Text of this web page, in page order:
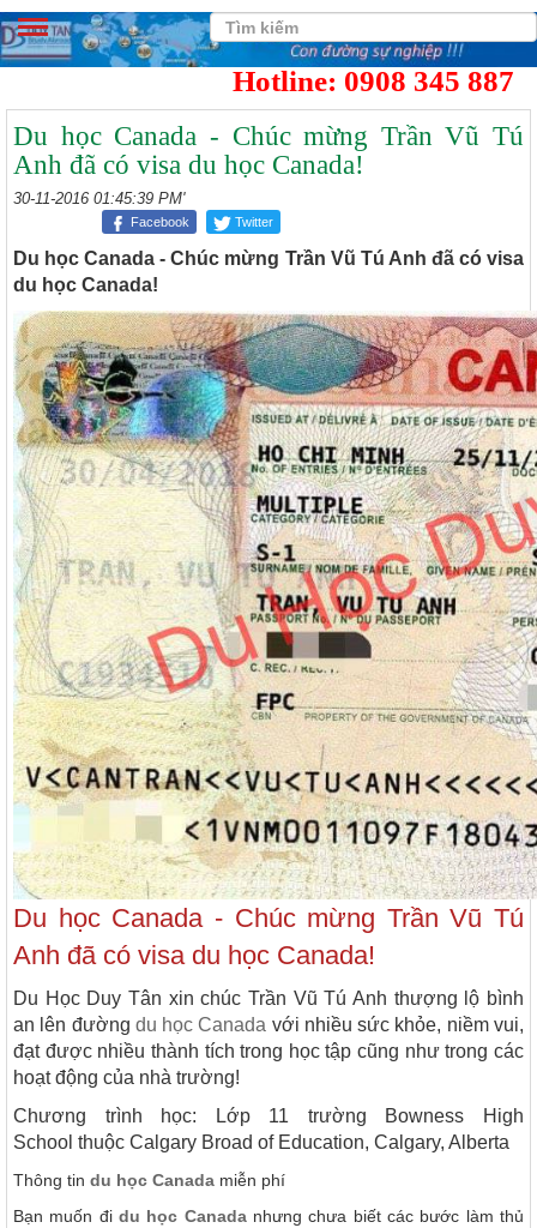
Hotline: 0908 345 887
Du học Canada - Chúc mừng Trần Vũ Tú
Anh đã có visa du học Canada!
30-11-2016 01:45:39 PM'
Facebook Twitter
Du học Canada - Chúc mừng Trần Vũ Tú Anh đã có visa
du học Canada!
Du học Canada - Chúc mừng Trần Vũ Tú
Anh đã có visa du học Canada!
Du Học Duy Tân xin chúc Trần Vũ Tú Anh thượng lộ bình
an lên đường du học Canada với nhiều sức khỏe, niềm vui,
đạt được nhiều thành tích trong học tập cũng như trong các
hoạt động của nhà trường!
Chương trình học: Lớp 11 trường Bowness High
School thuộc Calgary Broad of Education, Calgary, Alberta
Thông tin du học Canada miễn phí
Bạn muốn đi du học Canadanhưng chưa biết các bước làm thủ